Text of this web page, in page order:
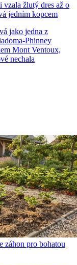
vzala žlutý dres až o
jedním kopcem
jako jedna z
Phinney
Mont Ventoux,
nechala
záhon pro bohatou